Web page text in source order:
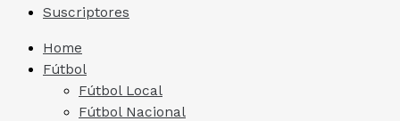
Suscriptores
Home
Fútbol
Fútbol Local
Fútbol Nacional